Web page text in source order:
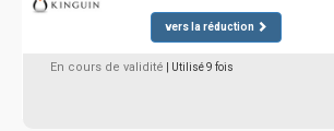
vers la réduction
En cours de validité | Utilisé 9 fois